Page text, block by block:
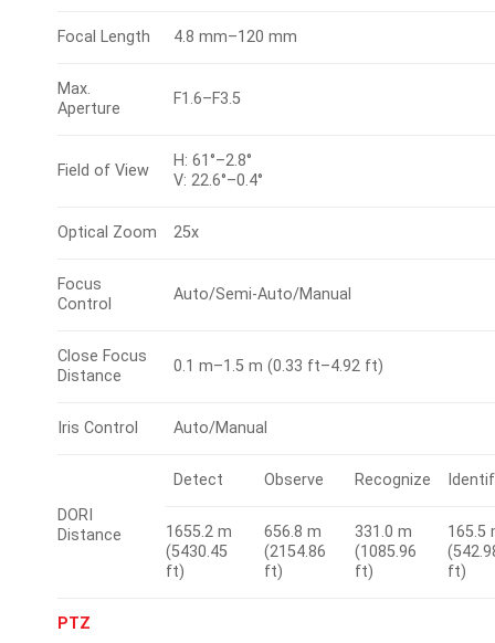
Focal Length 4.8 mm–120 mm
Max.
Aperture
F1.6–F3.5
Field of View
H: 61°–2.8°
V: 22.6°–0.4°
Optical Zoom 25x
Focus
Control
Auto/Semi-Auto/Manual
Close Focus
Distance
0.1 m–1.5 m (0.33 ft–4.92 ft)
Iris Control Auto/Manual
DORI
Distance
Detect Observe Recognize
1655.2 m
(5430.45
ft)
656.8 m
(2154.86
ft)
331.0 m
(1085.96
ft)
165.5
ft)
PTZ